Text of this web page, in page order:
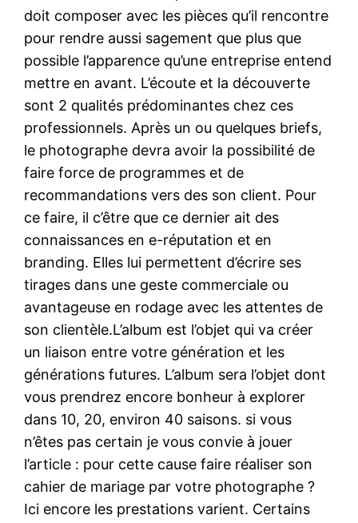
doit composer avec les pièces qu’il rencontre
pour rendre aussi sagement que plus que
possible l’apparence qu’une entreprise entend
mettre en avant. L’écoute et la découverte
sont 2 qualités prédominantes chez ces
professionnels. Après un ou quelques briefs,
le photographe devra avoir la possibilité de
faire force de programmes et de
recommandations vers des son client. Pour
ce faire, il c’être que ce dernier ait des
connaissances en e-réputation et en
branding. Elles lui permettent d’écrire ses
tirages dans une geste commerciale ou
avantageuse en rodage avec les attentes de
son clientèle.L’album est l’objet qui va créer
un liaison entre votre génération et les
générations futures. L’album sera l’objet dont
vous prendrez encore bonheur à explorer
dans 10, 20, environ 40 saisons. si vous
n’êtes pas certain je vous convie à jouer
l’article : pour cette cause faire réaliser son
cahier de mariage par votre photographe ?
Ici encore les prestations varient. Certains